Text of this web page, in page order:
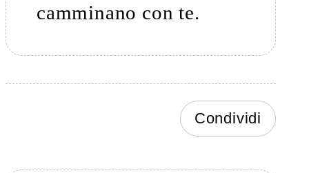
camminano con te.
Condividi